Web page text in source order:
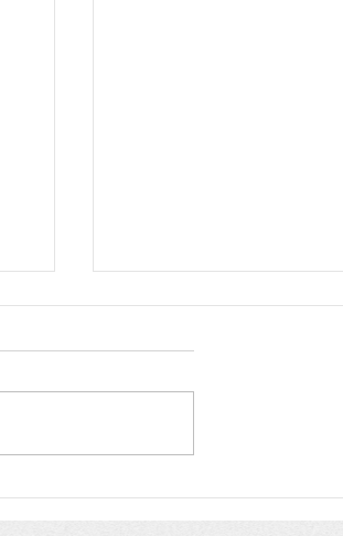
Senac tem 1.250 vagas
gratuitas para cursos de